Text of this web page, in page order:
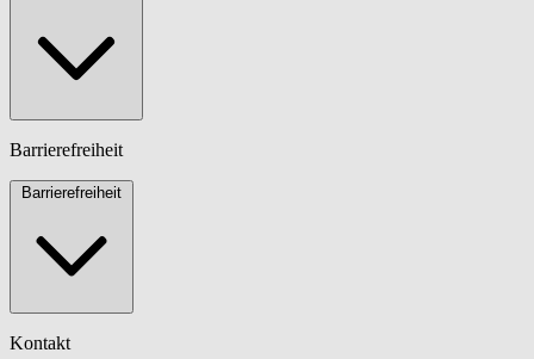
Barrierefreiheit
Barrierefreiheit
Kontakt